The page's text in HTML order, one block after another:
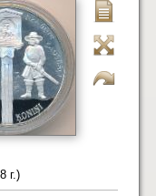
г.)